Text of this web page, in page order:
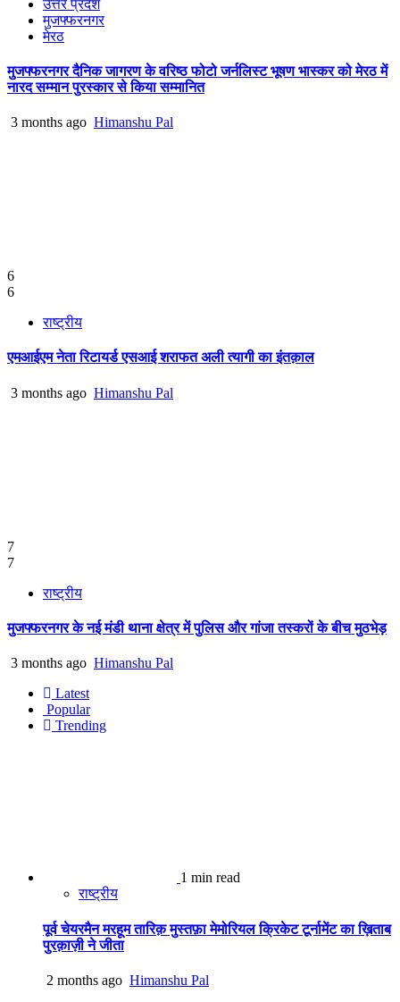
उत्तर प्रदेश
मुजफ्फरनगर
मेरठ
मुजफ्फरनगर दैनिक जागरण के वरिष्ठ फोटो जर्नलिस्ट भूषण भास्कर को मेरठ में
नारद सम्मान पुरस्कार से किया सम्मानित
3 months ago Himanshu Pal
6
6
राष्ट्रीय
एमआईएम नेता रिटायर्ड एसआई शराफत अली त्यागी का इंतक़ाल
3 months ago Himanshu Pal
7
7
राष्ट्रीय
मुजफ्फरनगर के नई मंडी थाना क्षेत्र में पुलिस और गांजा तस्करों के बीच मुठभेड़
3 months ago Himanshu Pal
Latest
Popular
Trending
1 min read
राष्ट्रीय
पूर्व चेयरमैन मरहूम तारिक़ मुस्तफ़ा मेमोरियल क्रिकेट टूर्नामेंट का ख़िताब
पुरक़ाज़ी ने जीता
2 months ago Himanshu Pal